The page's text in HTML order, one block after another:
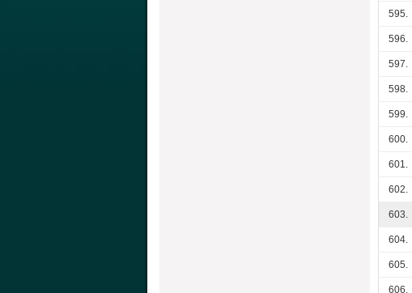
595.
596.
597.
598.
599.
600.
601.
602.
603.
604.
605.
606.